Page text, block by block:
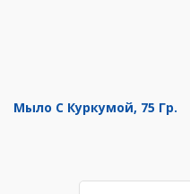
Мыло С Куркумой, 75 Гр.